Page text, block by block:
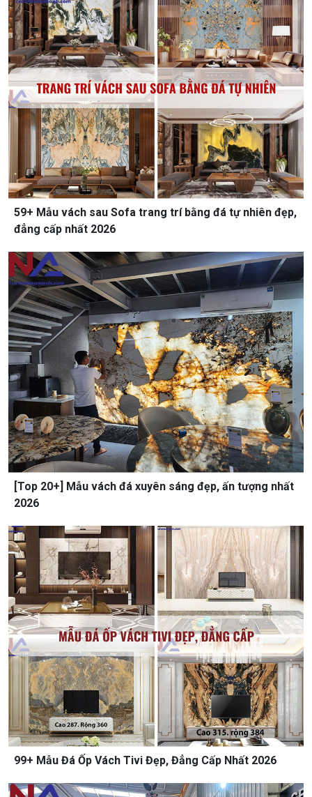
59+ Mẫu vách sau Sofa trang trí bằng đá tự nhiên đẹp,
đẳng cấp nhất 2026
[Top 20+] Mẫu vách đá xuyên sáng đẹp, ấn tượng nhất
2026
99+ Mẫu Đá Ốp Vách Tivi Đẹp, Đẳng Cấp Nhất 2026